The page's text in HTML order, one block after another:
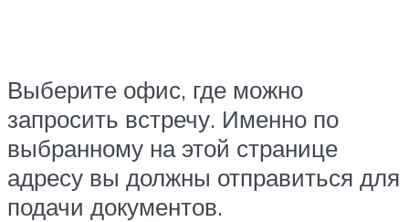
Выберите офис, где можно
запросить встречу. Именно по
выбранному на этой странице
адресу вы должны отправиться для
подачи документов.